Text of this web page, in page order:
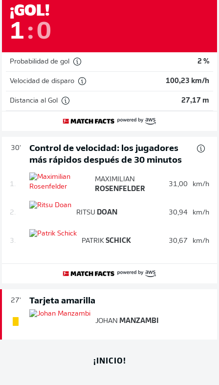
¡GOL!
1:0
Probabilidad de gol 2 %
Velocidad de disparo 100,23 km/h
Distancia al Gol 27,17 m
30'
Control de velocidad: los jugadores
más rápidos después de 30 minutos
1.
MAXIMILIAN
ROSENFELDER
31,00 km/h
2. RITSU DOAN 30,94 km/h
3. PATRIK SCHICK 30,67 km/h
27' Tarjeta amarilla
JOHAN MANZAMBI
¡INICIO!